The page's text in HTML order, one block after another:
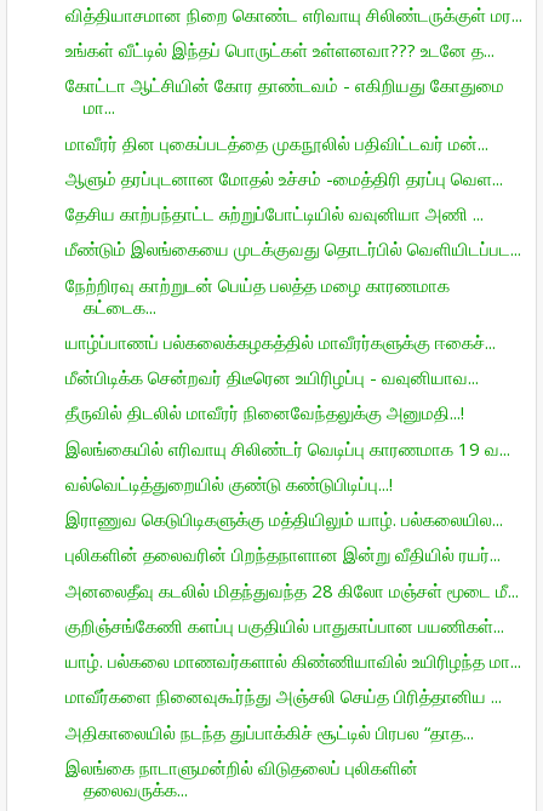
வித்தியாசமான நிறை கொண்ட எரிவாயு சிலிண்டருக்குள் மர...
உங்கள் வீட்டில் இந்தப் பொருட்கள் உள்ளனவா??? உடனே த...
கோட்டா ஆட்சியின் கோர தாண்டவம் - எகிறியது கோதுமை
மா...
மாவீரர் தின புகைப்படத்தை முகநூலில் பதிவிட்டவர் மன்...
ஆளும் தரப்புடனான மோதல் உச்சம் -மைத்திரி தரப்பு வெள...
தேசிய காற்பந்தாட்ட சுற்றுப்போட்டியில் வவுனியா அணி ...
மீண்டும் இலங்கையை முடக்குவது தொடர்பில் வெளியிடப்பட...
நேற்றிரவு காற்றுடன் பெய்த பலத்த மழை காரணமாக
கட்டைக...
யாழ்ப்பாணப் பல்கலைக்கழகத்தில் மாவீரர்களுக்கு ஈகைச்...
மீன்பிடிக்க சென்றவர் திடீரென உயிரிழப்பு - வவுனியாவ...
தீருவில் திடலில் மாவீரர் நினைவேந்தலுக்கு அனுமதி...!
இலங்கையில் எரிவாயு சிலிண்டர் வெடிப்பு காரணமாக 19 வ...
வல்வெட்டித்துறையில் குண்டு கண்டுபிடிப்பு...!
இராணுவ கெடுபிடிகளுக்கு மத்தியிலும் யாழ். பல்கலையில...
புலிகளின் தலைவரின் பிறந்தநாளான இன்று வீதியில் ரயர்...
அனலைதீவு கடலில் மிதந்துவந்த 28 கிலோ மஞ்சள் மூடை மீ...
குறிஞ்சங்கேணி களப்பு பகுதியில் பாதுகாப்பான பயணிகள்...
யாழ். பல்கலை மாணவர்களால் கிண்ணியாவில் உயிரிழந்த மா...
மாவீர்களை நினைவுகூர்ந்து அஞ்சலி செய்த பிரித்தானிய ...
அதிகாலையில் நடந்த துப்பாக்கிச் சூட்டில் பிரபல “தாத...
இலங்கை நாடாளுமன்றில் விடுதலைப் புலிகளின்
தலைவருக்க...